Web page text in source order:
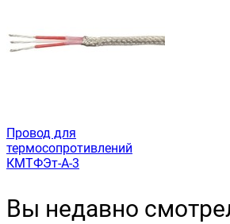
Провод для
термосопротивлений
КМТФЭт-А-3
Вы недавно